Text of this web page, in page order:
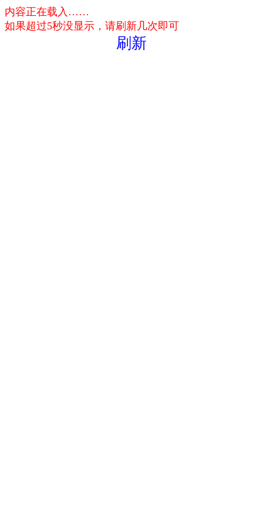
内容正在载入……
如果超过5秒没显示，请刷新几次即可
刷新